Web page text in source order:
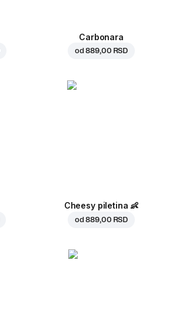
Carbonara
od889,00 RSD
Cheesy piletina 👶
od889,00 RSD